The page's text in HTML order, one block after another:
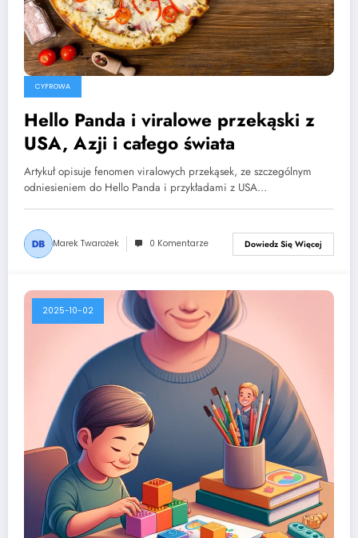
CYFROWA
Hello Panda i viralowe przekąski z
USA, Azji i całego świata
Artykuł opisuje fenomen viralowych przekąsek, ze szczególnym
odniesieniem do Hello Panda i przykładami z USA…
Marek Twarożek 0 Komentarze Dowiedz Się Więcej
2025-10-02